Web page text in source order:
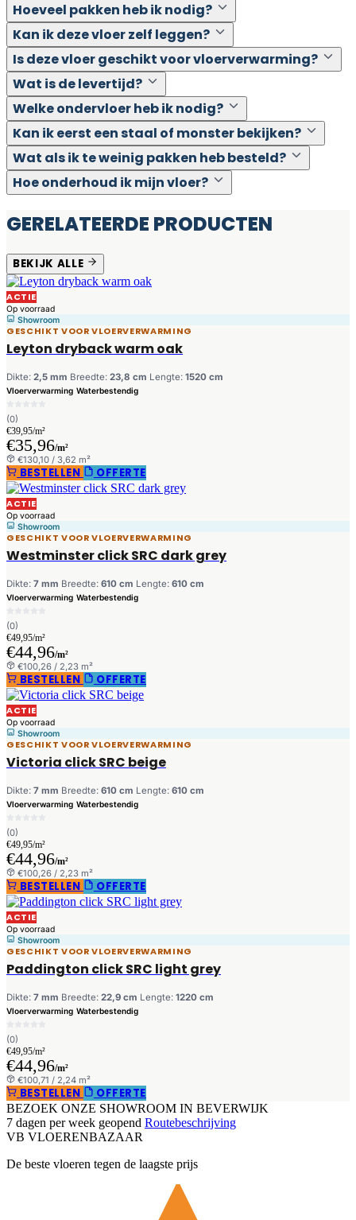
Hoeveel pakken heb ik nodig?
Kan ik deze vloer zelf leggen?
Is deze vloer geschikt voor vloerverwarming?
Wat is de levertijd?
Welke ondervloer heb ik nodig?
Kan ik eerst een staal of monster bekijken?
Wat als ik te weinig pakken heb besteld?
Hoe onderhoud ik mijn vloer?
GERELATEERDE PRODUCTEN
BEKIJK ALLE
ACTIE
Op voorraad
Showroom
GESCHIKT VOOR VLOERVERWARMING
Leyton dryback warm oak
Dikte: 2,5 mm Breedte: 23,8 cm Lengte: 1520 cm
Vloerverwarming Waterbestendig
(0)
€39,95/m²
€35,96/m²
€130,10 / 3,62 m²
BESTELLEN OFFERTE
ACTIE
Op voorraad
Showroom
GESCHIKT VOOR VLOERVERWARMING
Westminster click SRC dark grey
Dikte: 7 mm Breedte: 610 cm Lengte: 610 cm
Vloerverwarming Waterbestendig
(0)
€49,95/m²
€44,96/m²
€100,26 / 2,23 m²
BESTELLEN OFFERTE
ACTIE
Op voorraad
Showroom
GESCHIKT VOOR VLOERVERWARMING
Victoria click SRC beige
Dikte: 7 mm Breedte: 610 cm Lengte: 610 cm
Vloerverwarming Waterbestendig
(0)
€49,95/m²
€44,96/m²
€100,26 / 2,23 m²
BESTELLEN OFFERTE
ACTIE
Op voorraad
Showroom
GESCHIKT VOOR VLOERVERWARMING
Paddington click SRC light grey
Dikte: 7 mm Breedte: 22,9 cm Lengte: 1220 cm
Vloerverwarming Waterbestendig
(0)
€49,95/m²
€44,96/m²
€100,71 / 2,24 m²
BESTELLEN OFFERTE
BEZOEK ONZE SHOWROOM IN BEVERWIJK
7 dagen per week geopend Routebeschrijving
VB VLOERENBAZAAR
De beste vloeren tegen de laagste prijs